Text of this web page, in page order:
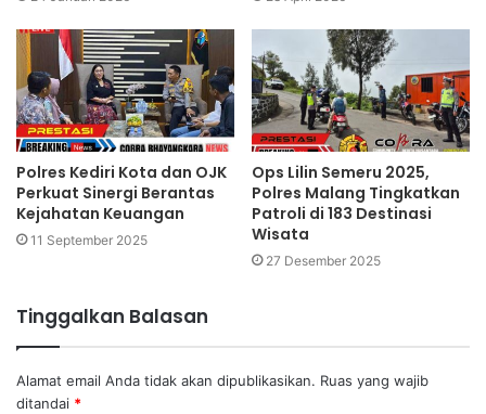
Polres Kediri Kota dan OJK
Perkuat Sinergi Berantas
Kejahatan Keuangan
11 September 2025
Ops Lilin Semeru 2025,
Polres Malang Tingkatkan
Patroli di 183 Destinasi
Wisata
27 Desember 2025
Tinggalkan Balasan
Alamat email Anda tidak akan dipublikasikan. Ruas yang wajib
ditandai *